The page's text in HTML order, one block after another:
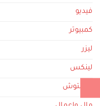
فيديو
كمبيوتر
ليزر
لينكس
ماكنتوش